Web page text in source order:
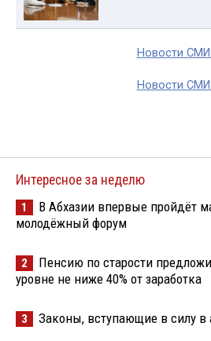
Новости
Новости
Интересное за неделю
1
В Абхазии впервые пройдёт
молодёжный форум
2
Пенсию по старости
уровне не ниже 40% от заработка
3 Законы, вступающие в силу в